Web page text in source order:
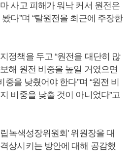
사고 피해가 워낙 커서 원전은
다”며 “탈원전을 최근에 주장한
정책을 두고 “원전을 대단히 많
해 원전 비중을 높일 거였으면
을 낮췄어야 한다”며 “원전 비
비중을 낮출 것이 아니었다”고
녹색성장위원회' 위원장을 대
상시키는 방안에 대해 공감했